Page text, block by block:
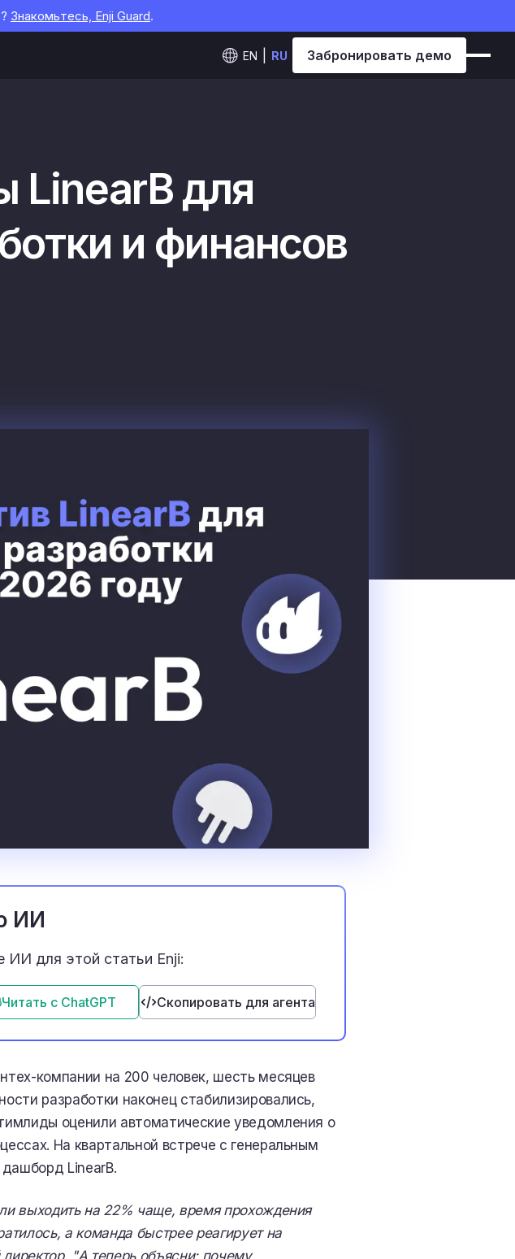
Знакомьтесь, Enji Guard.
EN RU Забронировать демо
LinearB для
и финансов
ИИ
ИИ для этой статьи Enji:
Читать с ChatGPT Скопировать для агента
компании на 200 человек, шесть месяцев
разработки наконец стабилизировались,
оценили автоматические уведомления о
На квартальной встрече с генеральным
LinearB.
выходить на 22% чаще, время прохождения
а команда быстрее реагирует на